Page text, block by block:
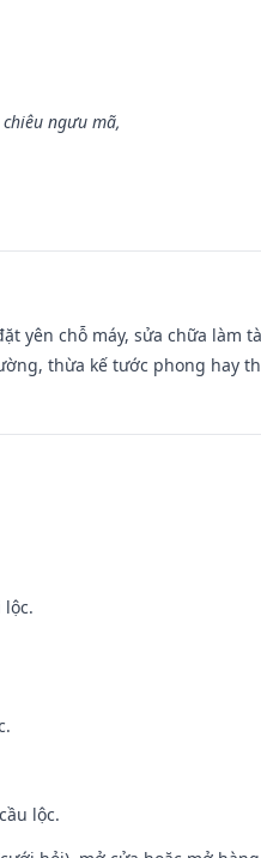
ngưu mã,
yên chỗ máy, sửa chữa
thừa kế tước phong hay
lộc.
lộc.